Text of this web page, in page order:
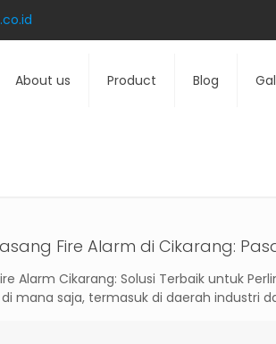
About us Product Blog
Fire Alarm di Cikarang:
Alarm Cikarang: Solusi Terbaik untuk
mana saja, termasuk di daerah industri